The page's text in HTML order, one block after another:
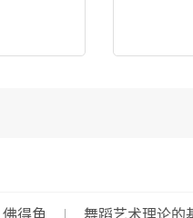
佛得角 舞蹈艺术理论的